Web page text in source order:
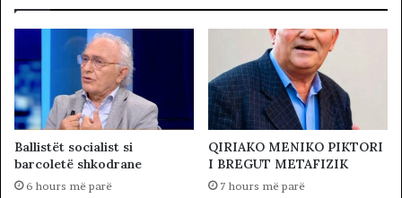
Ballistët socialist si
barcoletë shkodrane
6 hours më parë
QIRIAKO MENIKO PIKTORI
I BREGUT METAFIZIK
7 hours më parë